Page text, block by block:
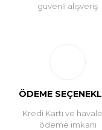
güvenli alışveriş
ÖDEME
Kredi Kartı ve
ödeme imkanı